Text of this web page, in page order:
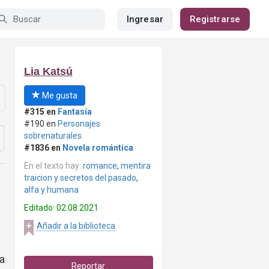
Ingresar Registrarse
Lia Katsú
Me gusta
#315 en Fantasía
#190 en Personajes
sobrenaturales
#1836 en Novela romántica
En el texto hay: romance, mentira
traicion y secretos del pasado,
alfa y humana
Editado: 02.08.2021
Añadir a la biblioteca
Reportar